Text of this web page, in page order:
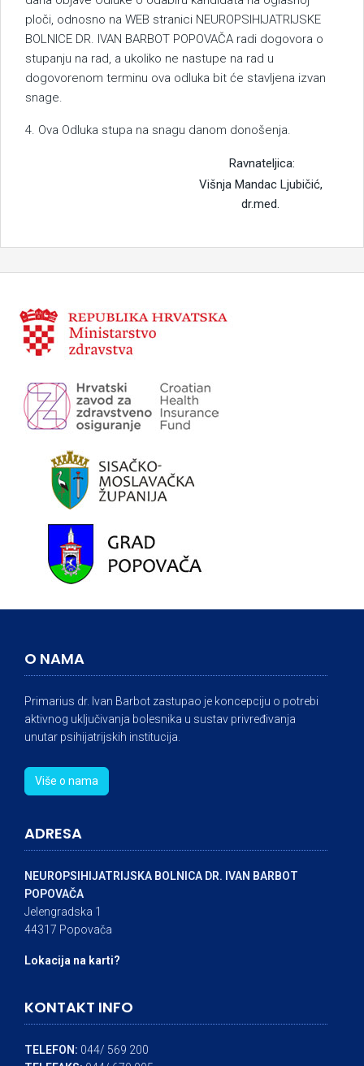
ploči, odnosno na WEB stranici NEUROPSIHIJATRIJSKE
BOLNICE DR. IVAN BARBOT POPOVAČA radi dogovora o
stupanju na rad, a ukoliko ne nastupe na rad u
dogovorenom terminu ova odluka bit će stavljena izvan
snage.
4. Ova Odluka stupa na snagu danom donošenja.
Ravnateljica:
Višnja Mandac Ljubičić,
dr.med.
O NAMA
Primarius dr. Ivan Barbot zastupao je koncepciju o potrebi
aktivnog uključivanja bolesnika u sustav privređivanja
unutar psihijatrijskih institucija.
Više o nama
ADRESA
NEUROPSIHIJATRIJSKA BOLNICA DR. IVAN BARBOT
POPOVAČA
Jelengradska 1
44317 Popovača
Lokacija na karti?
KONTAKT INFO
TELEFON: 044/ 569 200